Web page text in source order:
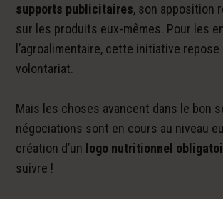
supports publicitaires, son apposition
sur les produits eux-mêmes. Pour les
l’agroalimentaire, cette initiative
volontariat.
Mais les choses avancent dans le bon
négociations sont en cours au niveau
création d’un logo nutritionnel
suivre !